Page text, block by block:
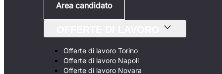
Area candidato
Offerte di lavoro Torino
Offerte di lavoro Napoli
Offerte di lavoro Novara